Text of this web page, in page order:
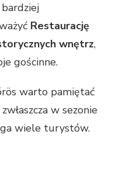
bardziej
Restaurację
wnętrz,
gościnne.
warto pamiętać
w sezonie
wiele turystów.